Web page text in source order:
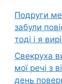
Подруги
забули
тоді і я
Свекруха
мої речі з
день